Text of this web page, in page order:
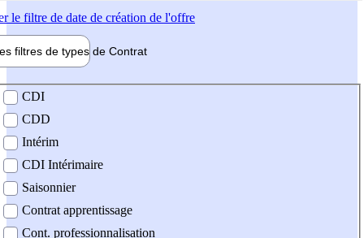
le filtre de date de création de l'offre
filtres de types de Contrat
contrat
CDI
CDD
Intérim
CDI Intérimaire
Saisonnier
Contrat apprentissage
Cont. professionnalisation